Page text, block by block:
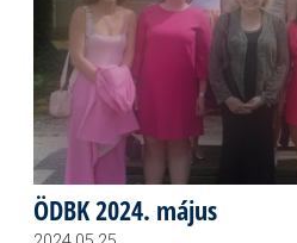
ÖDBK 2024. május